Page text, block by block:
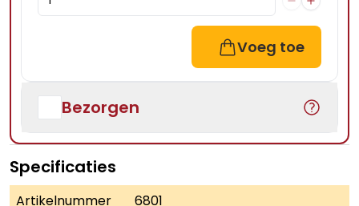
Voeg toe
Bezorgen
Specificaties
Artikelnummer
6801